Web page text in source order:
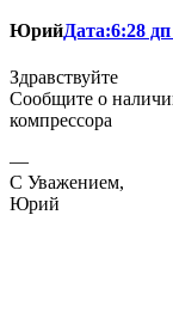
ЮрийДата:6:28
Здравствуйте
Сообщите о
компрессора
—
С Уважением,
Юрий